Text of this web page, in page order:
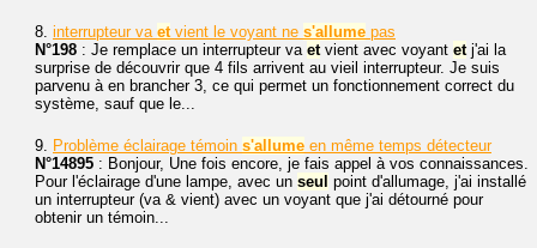
8. interrupteur va etvient le voyant ne s'allume pas
N°198 : Je remplace un interrupteur va etvient avec voyant etj'ai la
surprise de découvrir que 4 fils arrivent au vieil interrupteur. Je suis
parvenu à en brancher 3, ce qui permet un fonctionnement correct du
système, sauf que le...
9. Problème éclairage témoin s'allume en même temps détecteur
N°14895 : Bonjour, Une fois encore, je fais appel à vos connaissances.
Pour l'éclairage d'une lampe, avec un seul point d'allumage, j'ai installé
un interrupteur (va & vient) avec un voyant que j'ai détourné pour
obtenir un témoin...